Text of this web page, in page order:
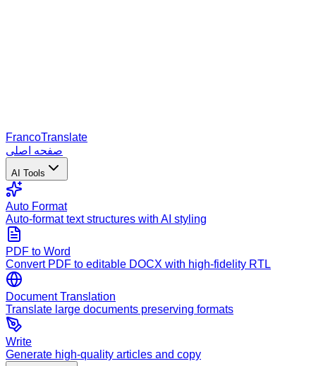
FrancoTranslate
صفحه اصلی
AI Tools
Auto Format
Auto-format text structures with AI styling
PDF to Word
Convert PDF to editable DOCX with high-fidelity RTL
Document Translation
Translate large documents preserving formats
Write
Generate high-quality articles and copy